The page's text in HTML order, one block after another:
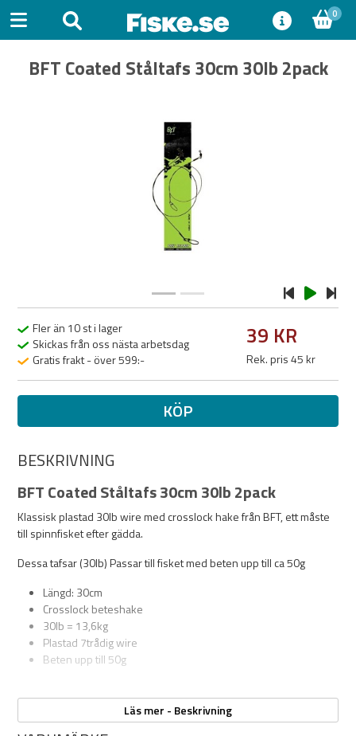
0
BFT Coated Ståltafs 30cm 30lb 2pack
Fler än 10 st i lager
Skickas från oss nästa arbetsdag
Gratis frakt - över 599:-
39 KR
Rek. pris 45 kr
KÖP
BESKRIVNING
BFT Coated Ståltafs 30cm 30lb 2pack
Klassisk plastad 30lb wire med crosslock hake från BFT, ett måste
till spinnfisket efter gädda.
Dessa tafsar (30lb) Passar till fisket med beten upp till ca 50g
Längd: 30cm
Crosslock beteshake
30lb = 13,6kg
Plastad 7trådig wire
Beten upp till 50g
OBS!
Läs mer - Beskrivning